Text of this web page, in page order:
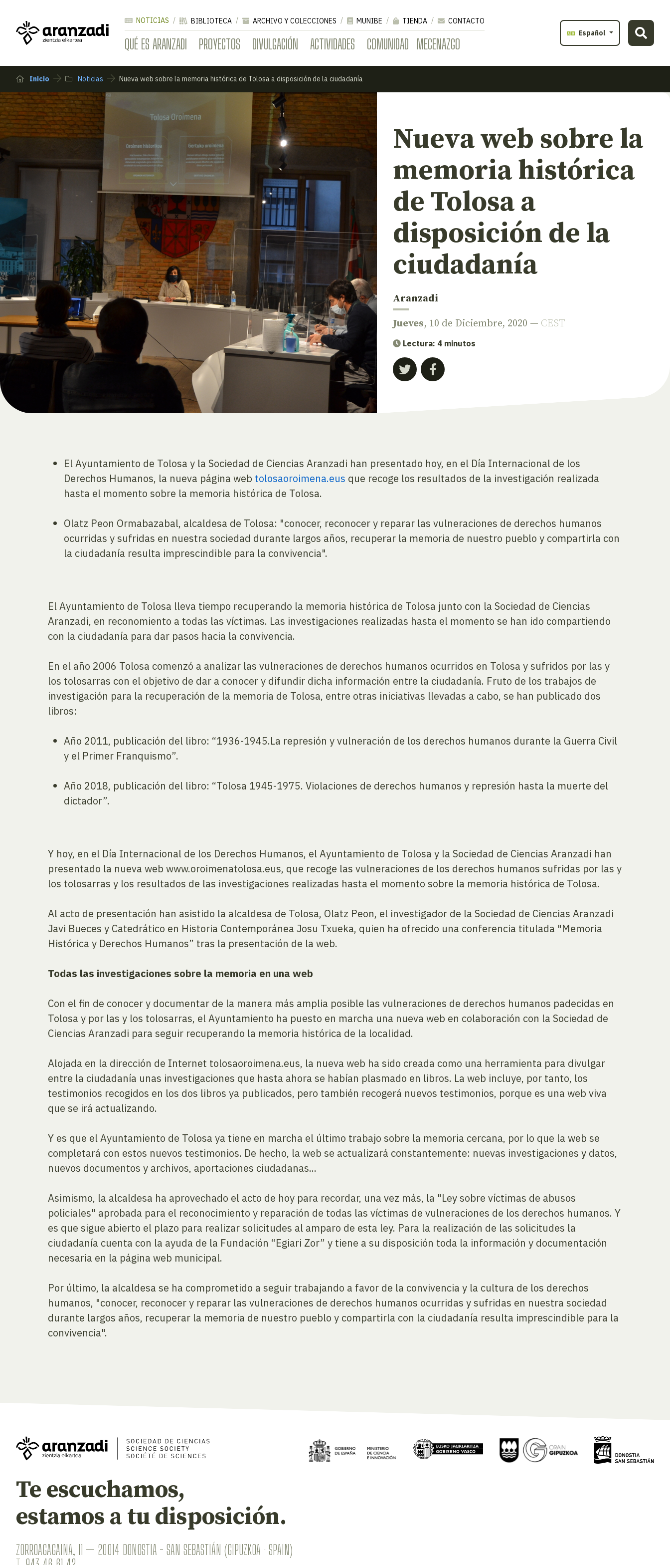
QUÉ ES ARANZADI PROYECTOS DIVULGACIÓN ACTIVIDADES COMUNIDAD MECENAZGO
NOTICIAS BIBLIOTECA ARCHIVO Y COLECCIONES MUNIBE TIENDA
CONTACTO
Español
Inicio Noticias Nueva web sobre la memoria histórica de Tolosa a disposición de la ciudadanía
Nueva web sobre la
memoria histórica
de Tolosa a
disposición de la
ciudadanía
Aranzadi
Jueves, 10 de Diciembre, 2020 — CEST
Lectura: 4 minutos
El Ayuntamiento de Tolosa y la Sociedad de Ciencias Aranzadi han presentado hoy, en el Día Internacional de los
Derechos Humanos, la nueva página web tolosaoroimena.eus que recoge los resultados de la investigación realizada
hasta el momento sobre la memoria histórica de Tolosa.
Olatz Peon Ormabazabal, alcaldesa de Tolosa: "conocer, reconocer y reparar las vulneraciones de derechos humanos
ocurridas y sufridas en nuestra sociedad durante largos años, recuperar la memoria de nuestro pueblo y compartirla con
la ciudadanía resulta imprescindible para la convivencia".
El Ayuntamiento de Tolosa lleva tiempo recuperando la memoria histórica de Tolosa junto con la Sociedad de Ciencias
Aranzadi, en reconomiento a todas las víctimas. Las investigaciones realizadas hasta el momento se han ido compartiendo
con la ciudadanía para dar pasos hacia la convivencia.
En el año 2006 Tolosa comenzó a analizar las vulneraciones de derechos humanos ocurridos en Tolosa y sufridos por las y
los tolosarras con el objetivo de dar a conocer y difundir dicha información entre la ciudadanía. Fruto de los trabajos de
investigación para la recuperación de la memoria de Tolosa, entre otras iniciativas llevadas a cabo, se han publicado dos
libros:
Año 2011, publicación del libro: “1936-1945.La represión y vulneración de los derechos humanos durante la Guerra Civil
y el Primer Franquismo”.
Año 2018, publicación del libro: “Tolosa 1945-1975. Violaciones de derechos humanos y represión hasta la muerte del
dictador”.
Y hoy, en el Día Internacional de los Derechos Humanos, el Ayuntamiento de Tolosa y la Sociedad de Ciencias Aranzadi han
presentado la nueva web www.oroimenatolosa.eus, que recoge las vulneraciones de los derechos humanos sufridas por las y
los tolosarras y los resultados de las investigaciones realizadas hasta el momento sobre la memoria histórica de Tolosa.
Al acto de presentación han asistido la alcaldesa de Tolosa, Olatz Peon, el investigador de la Sociedad de Ciencias Aranzadi
Javi Bueces y Catedrático en Historia Contemporánea Josu Txueka, quien ha ofrecido una conferencia titulada "Memoria
Histórica y Derechos Humanos” tras la presentación de la web.
Todas las investigaciones sobre la memoria en una web
Con el fin de conocer y documentar de la manera más amplia posible las vulneraciones de derechos humanos padecidas en
Tolosa y por las y los tolosarras, el Ayuntamiento ha puesto en marcha una nueva web en colaboración con la Sociedad de
Ciencias Aranzadi para seguir recuperando la memoria histórica de la localidad.
Alojada en la dirección de Internet tolosaoroimena.eus, la nueva web ha sido creada como una herramienta para divulgar
entre la ciudadanía unas investigaciones que hasta ahora se habían plasmado en libros. La web incluye, por tanto, los
testimonios recogidos en los dos libros ya publicados, pero también recogerá nuevos testimonios, porque es una web viva
que se irá actualizando.
Y es que el Ayuntamiento de Tolosa ya tiene en marcha el último trabajo sobre la memoria cercana, por lo que la web se
completará con estos nuevos testimonios. De hecho, la web se actualizará constantemente: nuevas investigaciones y datos,
nuevos documentos y archivos, aportaciones ciudadanas...
Asimismo, la alcaldesa ha aprovechado el acto de hoy para recordar, una vez más, la "Ley sobre víctimas de abusos
policiales" aprobada para el reconocimiento y reparación de todas las víctimas de vulneraciones de los derechos humanos. Y
es que sigue abierto el plazo para realizar solicitudes al amparo de esta ley. Para la realización de las solicitudes la
ciudadanía cuenta con la ayuda de la Fundación “Egiari Zor” y tiene a su disposición toda la información y documentación
necesaria en la página web municipal.
Por último, la alcaldesa se ha comprometido a seguir trabajando a favor de la convivencia y la cultura de los derechos
humanos, "conocer, reconocer y reparar las vulneraciones de derechos humanos ocurridas y sufridas en nuestra sociedad
durante largos años, recuperar la memoria de nuestro pueblo y compartirla con la ciudadanía resulta imprescindible para la
convivencia".
Te escuchamos,
estamos a tu disposición.
ZORROAGAGAINA, 11 — 20014 DONOSTIA - SAN SEBASTIÁN (GIPUZKOA · SPAIN)